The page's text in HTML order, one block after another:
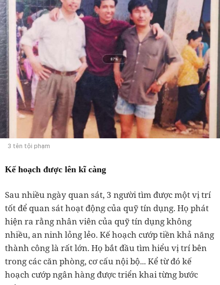
3 tên tội phạm
Kế hoạch được lên kĩ càng
Sau nhiều ngày quan sát, 3 người tìm được một vị trí
tốt để quan sát hoạt động của quỹ tín dụng. Họ phát
hiện ra rằng nhân viên của quỹ tín dụng không
nhiều, an ninh lỏng lẻo. Kế hoạch cướp tiền khả năng
thành công là rất lớn. Họ bắt đầu tìm hiểu vị trí bên
trong các căn phòng, cơ cấu nội bộ... Kể từ đó kế
hoạch cướp ngân hàng được triển khai từng bước